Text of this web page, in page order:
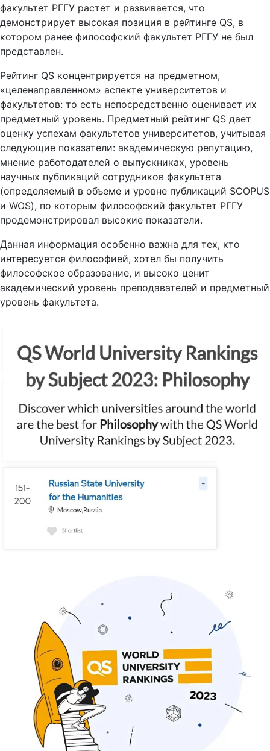
факультет РГГУ растет и развивается, что
демонстрирует высокая позиция в рейтинге QS, в
котором ранее философский факультет РГГУ не был
представлен.
Рейтинг QS концентрируется на предметном,
«целенаправленном» аспекте университетов и
факультетов: то есть непосредственно оценивает их
предметный уровень. Предметный рейтинг QS дает
оценку успехам факультетов университетов, учитывая
следующие показатели: академическую репутацию,
мнение работодателей о выпускниках, уровень
научных публикаций сотрудников факультета
(определяемый в объеме и уровне публикаций SCOPUS
и WOS), по которым философский факультет РГГУ
продемонстрировал высокие показатели.
Данная информация особенно важна для тех, кто
интересуется философией, хотел бы получить
философское образование, и высоко ценит
академический уровень преподавателей и предметный
уровень факультета.